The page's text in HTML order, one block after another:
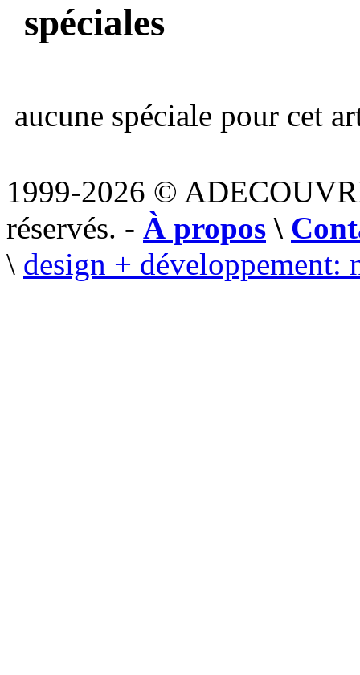
spéciales
aucune spéciale pour cet
1999-2026 ©
réservés. - À propos \
\ design + développement: